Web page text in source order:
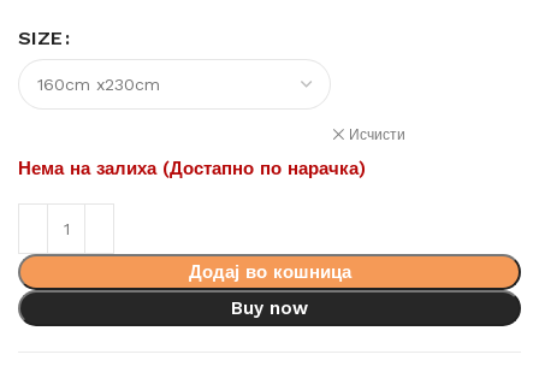
SIZE
Исчисти
Нема на залиха (Достапно по нарачка)
Додај во кошница
Buy now